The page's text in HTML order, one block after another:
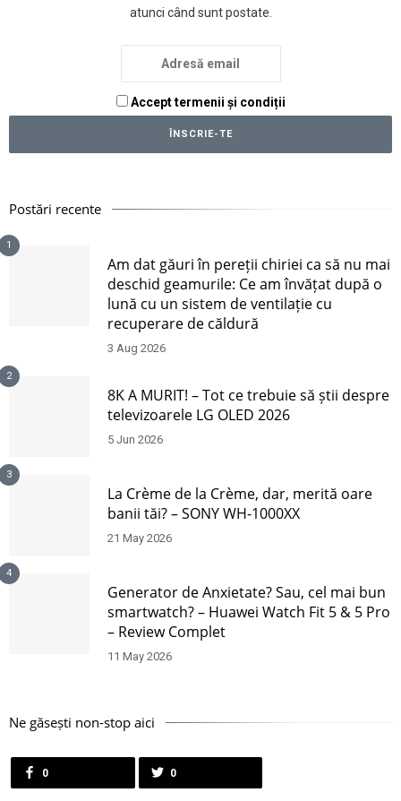
atunci când sunt postate.
Accept termenii și condiții
Postări recente
1
Am dat găuri în pereții chiriei ca să nu mai
deschid geamurile: Ce am învățat după o
lună cu un sistem de ventilație cu
recuperare de căldură
3 Aug 2026
2
8K A MURIT! – Tot ce trebuie să știi despre
televizoarele LG OLED 2026
5 Jun 2026
3
La Crème de la Crème, dar, merită oare
banii tăi? – SONY WH-1000XX
21 May 2026
4
Generator de Anxietate? Sau, cel mai bun
smartwatch? – Huawei Watch Fit 5 & 5 Pro
– Review Complet
11 May 2026
Ne găsești non-stop aici
0 0